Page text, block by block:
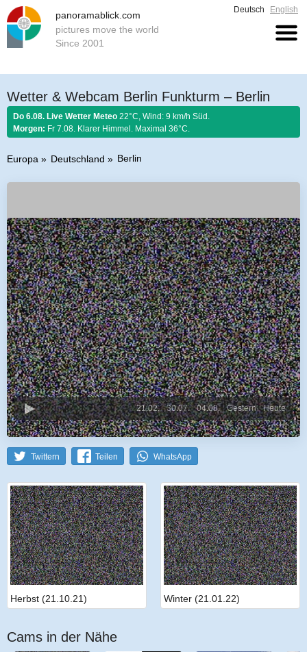
panoramablick.com
pictures move the world
Since 2001
Deutsch English
Wetter & Webcam Berlin Funkturm – Berlin
Do 6.08. Live Wetter Meteo 22°C, Wind: 9 km/h Süd.
Morgen: Fr 7.08. Klarer Himmel. Maximal 36°C.
Europa Deutschland Berlin
Heute
Gestern
04.08.
30.07.
21.02.
Twittern Teilen WhatsApp
Herbst (21.10.21) Winter (21.01.22)
Cams in der Nähe